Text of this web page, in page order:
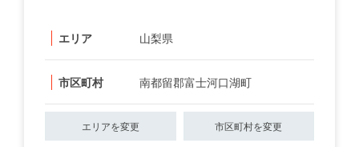
エリア 山梨県
市区町村 南都留郡富士河口湖町
エリアを変更 市区町村を変更